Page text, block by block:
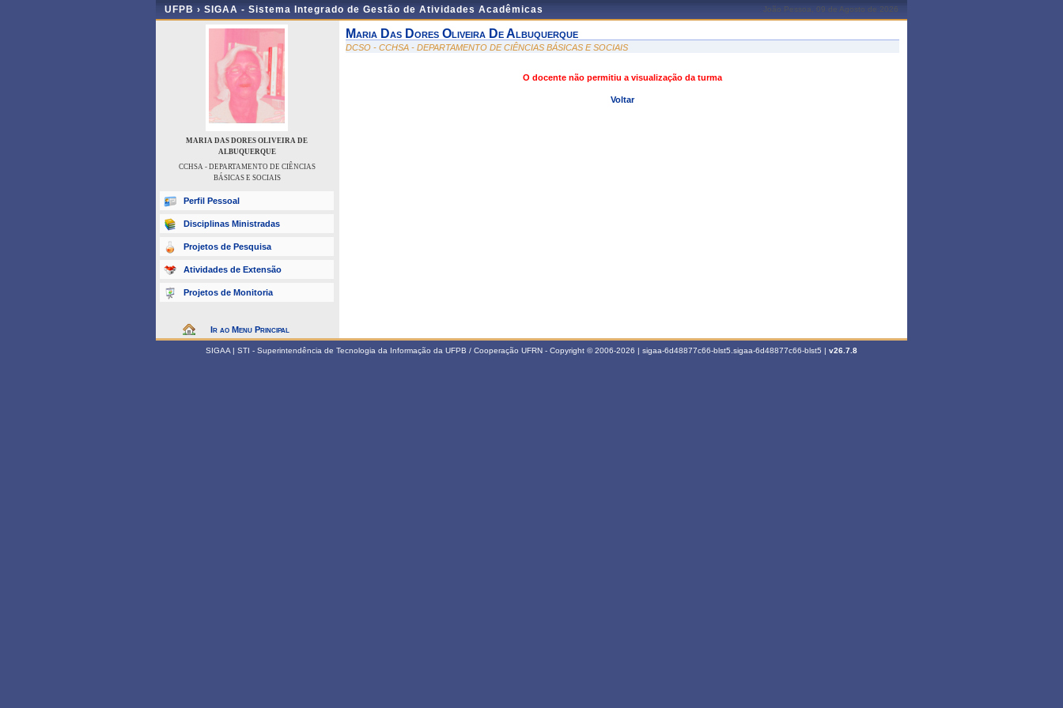
UFPB › SIGAA - Sistema Integrado de Gestão de Atividades Acadêmicas João Pessoa, 09 de Agosto de 2026
MARIA DAS DORES OLIVEIRA DE
ALBUQUERQUE
CCHSA - DEPARTAMENTO DE CIÊNCIAS
BÁSICAS E SOCIAIS
Perfil Pessoal
Disciplinas Ministradas
Projetos de Pesquisa
Atividades de Extensão
Projetos de Monitoria
Ir ao Menu Principal
Maria Das Dores Oliveira De Albuquerque
DCSO - CCHSA - DEPARTAMENTO DE CIÊNCIAS BÁSICAS E SOCIAIS
O docente não permitiu a visualização da turma
Voltar
SIGAA | STI - Superintendência de Tecnologia da Informação da UFPB / Cooperação UFRN - Copyright © 2006-2026 | sigaa-6d48877c66-blst5.sigaa-6d48877c66-blst5 | v26.7.8